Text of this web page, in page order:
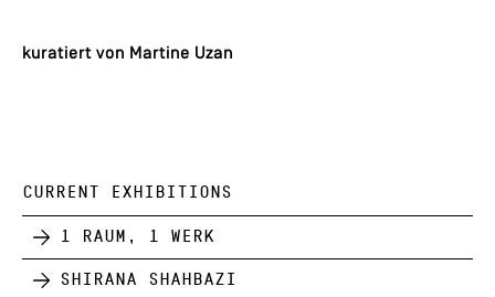
kuratiert von Martine Uzan
CURRENT EXHIBITIONS
1 Raum, 1 Werk
Shirana Shahbazi